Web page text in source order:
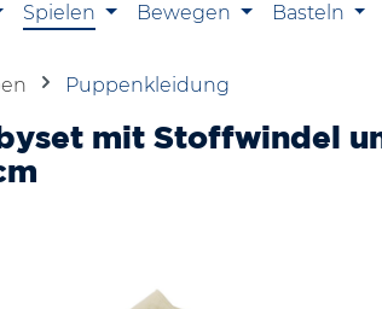
Spielen Bewegen Basteln
Puppenkleidung
mit Stoffwindel